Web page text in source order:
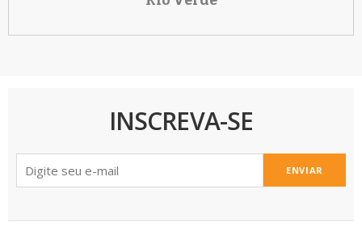
INSCREVA-SE
ENVIAR